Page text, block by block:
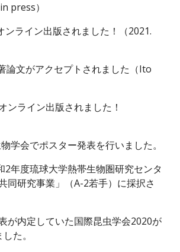
press）
出版されました！（2021.
文がアクセプトされました（Ito
出版されました！
学会でポスター発表を行いました。
度琉球大学熱帯生物圏研究センタ
同研究事業」（A-2若手）に採択さ
が内定していた国際昆虫学会2020が
た。